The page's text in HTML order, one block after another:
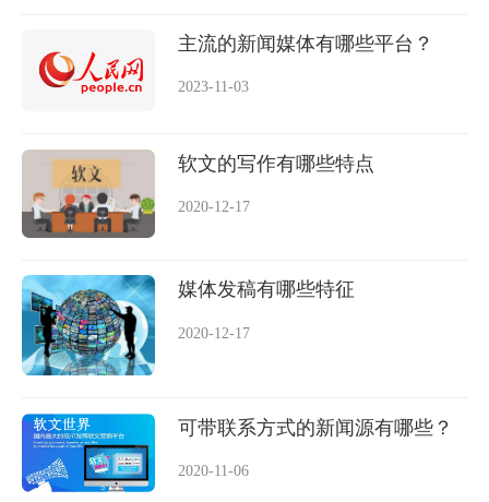
主流的新闻媒体有哪些平台？
2023-11-03
软文的写作有哪些特点
2020-12-17
媒体发稿有哪些特征
2020-12-17
可带联系方式的新闻源有哪些？
2020-11-06